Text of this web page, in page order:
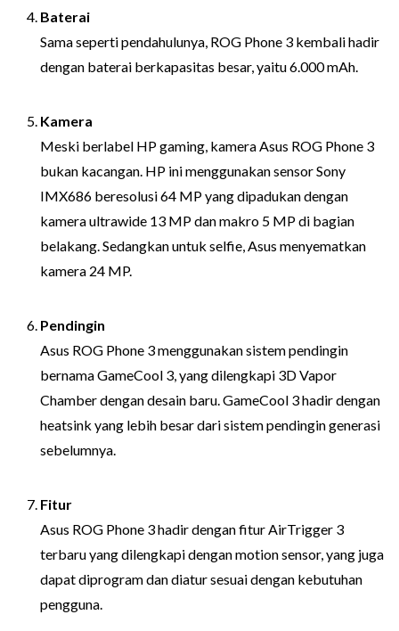
Baterai
Sama seperti pendahulunya, ROG Phone 3 kembali hadir
dengan baterai berkapasitas besar, yaitu 6.000 mAh.
Kamera
Meski berlabel HP gaming, kamera Asus ROG Phone 3
bukan kacangan. HP ini menggunakan sensor Sony
IMX686 beresolusi 64 MP yang dipadukan dengan
kamera ultrawide 13 MP dan makro 5 MP di bagian
belakang. Sedangkan untuk selfie, Asus menyematkan
kamera 24 MP.
Pendingin
Asus ROG Phone 3 menggunakan sistem pendingin
bernama GameCool 3, yang dilengkapi 3D Vapor
Chamber dengan desain baru. GameCool 3 hadir dengan
heatsink yang lebih besar dari sistem pendingin generasi
sebelumnya.
Fitur
Asus ROG Phone 3 hadir dengan fitur AirTrigger 3
terbaru yang dilengkapi dengan motion sensor, yang juga
dapat diprogram dan diatur sesuai dengan kebutuhan
pengguna.